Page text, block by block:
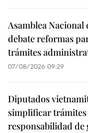
Asamblea Nacional
debate reformas
trámites
07/08/2026 09:29
Diputados
simplificar
responsabilidad de